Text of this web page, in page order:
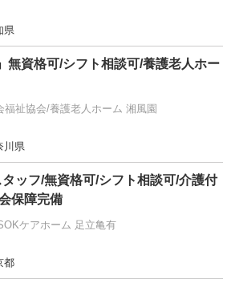
県
無資格可/シフト相談可/養護老人ホー
祉協会/養護老人ホーム 湘風園
川県
タッフ/無資格可/シフト相談可/介護付
保障完備
ケアホーム 足立亀有
都